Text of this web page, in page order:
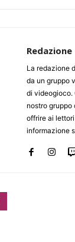
Redazione
La redazione
da un gruppo
di videogioco.
nostro gruppo
offrire ai
informazione